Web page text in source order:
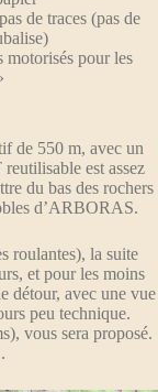
de traces (pas de
pour les
de 550 m, avec un
est assez
du bas des rochers
d’ARBORAS.
roulantes), la suite
et pour les moins
détour, avec une vue
peu technique.
vous sera proposé.